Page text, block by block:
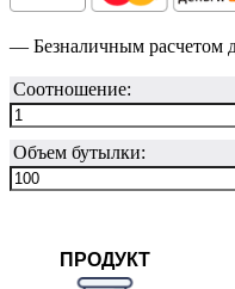
— Безналичным расчетом
Соотношение:
Объем бутылки:
ПРОДУКТ